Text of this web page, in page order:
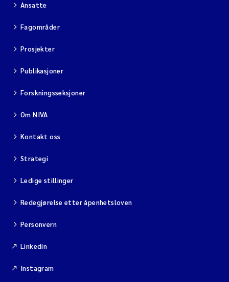
Ansatte
Fagområder
Prosjekter
Publikasjoner
Forskningsseksjoner
Om NIVA
Kontakt oss
Strategi
Ledige stillinger
Redegjørelse etter åpenhetsloven
Personvern
Linkedin
Instagram